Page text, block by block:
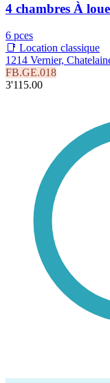
4 chambres À
6 pces
📑 Location classique
1214 Vernier,
FB.GE.018
3'115.00